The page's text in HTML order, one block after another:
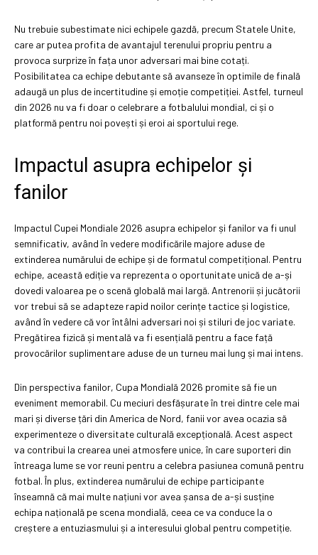
Nu trebuie subestimate nici echipele gazdă, precum Statele Unite,
care ar putea profita de avantajul terenului propriu pentru a
provoca surprize în fața unor adversari mai bine cotați.
Posibilitatea ca echipe debutante să avanseze în optimile de finală
adaugă un plus de incertitudine și emoție competiției. Astfel, turneul
din 2026 nu va fi doar o celebrare a fotbalului mondial, ci și o
platformă pentru noi povești și eroi ai sportului rege.
Impactul asupra echipelor și
fanilor
Impactul Cupei Mondiale 2026 asupra echipelor și fanilor va fi unul
semnificativ, având în vedere modificările majore aduse de
extinderea numărului de echipe și de formatul competițional. Pentru
echipe, această ediție va reprezenta o oportunitate unică de a-și
dovedi valoarea pe o scenă globală mai largă. Antrenorii și jucătorii
vor trebui să se adapteze rapid noilor cerințe tactice și logistice,
având în vedere că vor întâlni adversari noi și stiluri de joc variate.
Pregătirea fizică și mentală va fi esențială pentru a face față
provocărilor suplimentare aduse de un turneu mai lung și mai intens.
Din perspectiva fanilor, Cupa Mondială 2026 promite să fie un
eveniment memorabil. Cu meciuri desfășurate în trei dintre cele mai
mari și diverse țări din America de Nord, fanii vor avea ocazia să
experimenteze o diversitate culturală excepțională. Acest aspect
va contribui la crearea unei atmosfere unice, în care suporteri din
întreaga lume se vor reuni pentru a celebra pasiunea comună pentru
fotbal. În plus, extinderea numărului de echipe participante
înseamnă că mai multe națiuni vor avea șansa de a-și susține
echipa națională pe scena mondială, ceea ce va conduce la o
creștere a entuziasmului și a interesului global pentru competiție.